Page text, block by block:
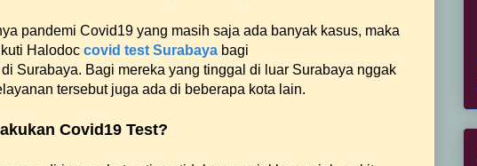
pandemi Covid19 yang masih saja ada banyak kasus, maka
Halodoc covid test Surabaya bagi
Surabaya. Bagi mereka yang tinggal di luar Surabaya nggak
tersebut juga ada di beberapa kota lain.
Covid19 Test?